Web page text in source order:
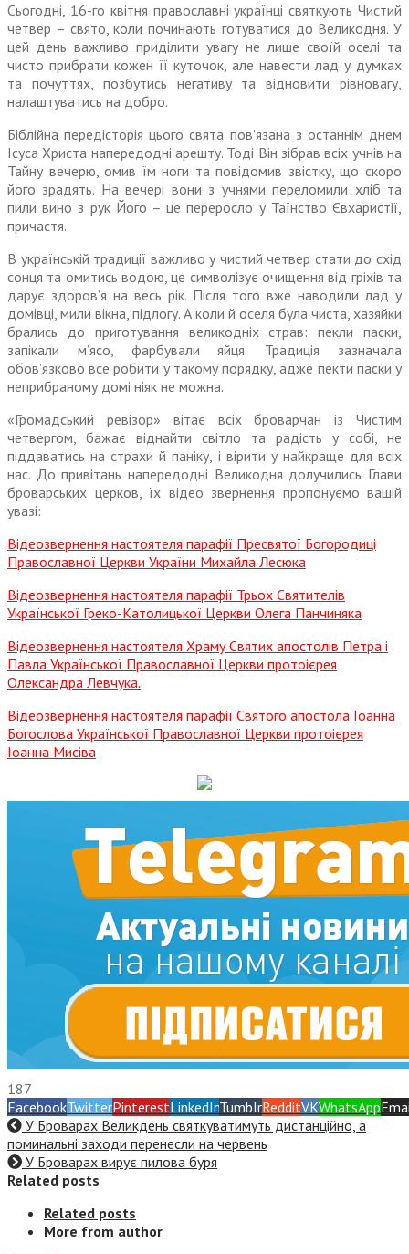
Сьогодні, 16-го квітня православні українці святкують Чистий
четвер – свято, коли починають готуватися до Великодня. У
цей день важливо приділити увагу не лише своїй оселі та
чисто прибрати кожен її куточок, але навести лад у думках
та почуттях, позбутись негативу та відновити рівновагу,
налаштуватись на добро.
Біблійна передісторія цього свята пов’язана з останнім днем
Ісуса Христа напередодні арешту. Тоді Він зібрав всіх учнів на
Тайну вечерю, омив їм ноги та повідомив звістку, що скоро
його зрадять. На вечері вони з учнями переломили хліб та
пили вино з рук Його – це переросло у Таїнство Євхаристії,
причастя.
В українській традиції важливо у чистий четвер стати до схід
сонця та омитись водою, це символізує очищення від гріхів та
дарує здоров’я на весь рік. Після того вже наводили лад у
домівці, мили вікна, підлогу. А коли й оселя була чиста, хазяйки
брались до приготування великодніх страв: пекли паски,
запікали м’ясо, фарбували яйця. Традиція зазначала
обов’язково все робити у такому порядку, адже пекти паски у
неприбраному домі ніяк не можна.
«Громадський ревізор» вітає всіх броварчан із Чистим
четвергом, бажає віднайти світло та радість у собі, не
піддаватись на страхи й паніку, і вірити у найкраще для всіх
нас. До привітань напередодні Великодня долучились Глави
броварських церков, їх відео звернення пропонуємо вашій
увазі:
Відеозвернення настоятеля парафії Пресвятої Богородиці
Православної Церкви України Михайла Лесюка
Відеозвернення настоятеля парафії Трьох Святителів
Української Греко-Католицької Церкви Олега Панчиняка
Відеозвернення настоятеля Храму Святих апостолів Петра і
Павла Української Православної Церкви протоієрея
Олександра Левчука.
Відеозвернення настоятеля парафії Святого апостола Іоанна
Богослова Української Православної Церкви протоієрея
Іоанна Мисіва
187
FacebookTwitterPinterestLinkedInTumblrRedditVKWhatsApp
У Броварах Великдень святкуватимуть дистанційно, а
поминальні заходи перенесли на червень
У Броварах вирує пилова буря
Related posts
Related posts
More from author